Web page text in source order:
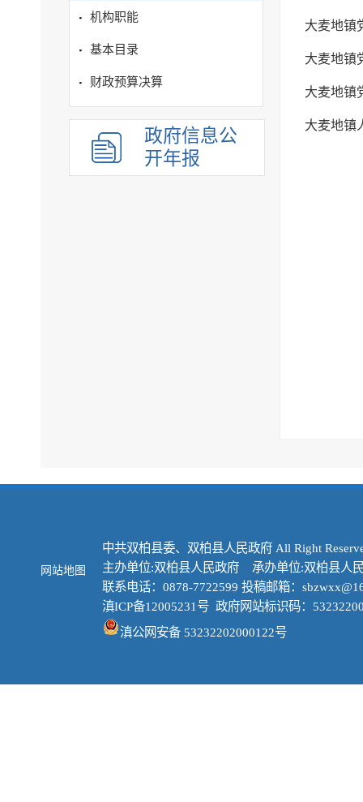
机构职能
基本目录
财政预算决算
政府信息公
开年报
大麦地镇
大麦地镇
大麦地镇
大麦地镇
网站地图
中共双柏县委、双柏县人民政府 All Right
主办单位:双柏县人民政府 承办单位:双柏县人
联系电话：0878-7722599 投稿邮箱：
滇ICP备12005231号 政府网站标识码：
滇公网安备 53232202000122号